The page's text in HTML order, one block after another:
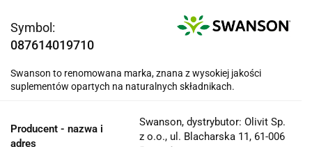
Symbol:
087614019710
Swanson to renomowana marka, znana z wysokiej jakości
suplementów opartych na naturalnych składnikach.
Producent - nazwa i
adres
Swanson, dystrybutor: Olivit Sp.
z o.o., ul. Blacharska 11, 61-006